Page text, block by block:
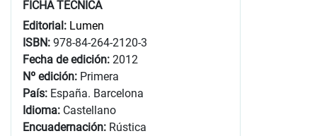
FICHA TÉCNICA
Editorial: Lumen
ISBN: 978-84-264-2120-3
Fecha de edición: 2012
Nº edición: Primera
País: España. Barcelona
Idioma: Castellano
Encuadernación: Rústica